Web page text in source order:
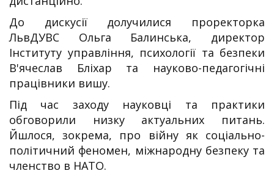
До дискусії долучилися проректорка
ЛьвДУВС Ольга Балинська, директор
Інституту управління, психології та безпеки
В'ячеслав Бліхар та науково-педагогічні
працівники вишу.
Під час заходу науковці та практики
обговорили низку актуальних питань.
Йшлося, зокрема, про війну як соціально-
політичний феномен, міжнародну безпеку та
членство в НАТО.